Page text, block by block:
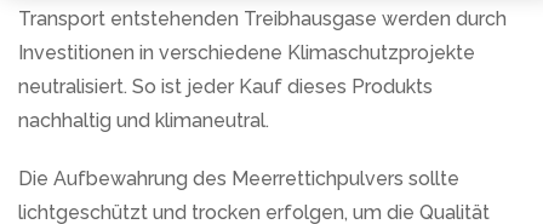
Transport entstehenden Treibhausgase werden durch
Investitionen in verschiedene Klimaschutzprojekte
neutralisiert. So ist jeder Kauf dieses Produkts
nachhaltig und klimaneutral.
Die Aufbewahrung des Meerrettichpulvers sollte
lichtgeschützt und trocken erfolgen, um die Qualität